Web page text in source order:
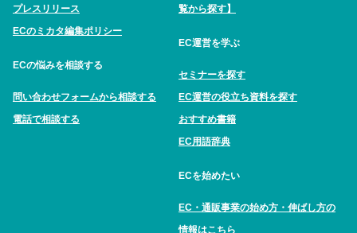
プレスリリース
ECのミカタ編集ポリシー
ECの悩みを相談する
問い合わせフォームから相談する
電話で相談する
覧から探す】
EC運営を学ぶ
セミナーを探す
EC運営の役立ち資料を探す
おすすめ書籍
EC用語辞典
ECを始めたい
EC・通販事業の始め方・伸ばし方の
情報はこちら